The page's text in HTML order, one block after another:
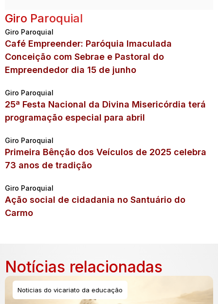
Giro Paroquial
Giro Paroquial
Café Empreender: Paróquia Imaculada
Conceição com Sebrae e Pastoral do
Empreendedor dia 15 de junho
Giro Paroquial
25ª Festa Nacional da Divina Misericórdia terá
programação especial para abril
Giro Paroquial
Primeira Bênção dos Veículos de 2025 celebra
73 anos de tradição
Giro Paroquial
Ação social de cidadania no Santuário do
Carmo
Notícias relacionadas
Noticias do vicariato da educação